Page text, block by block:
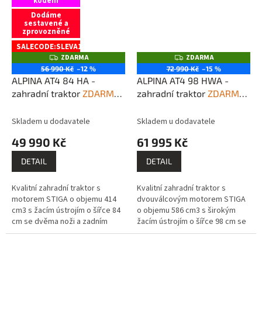
Dodáme
sestavené a
zprovozněné
SALECODE:SLEVA1:1000:fix:CZK
+ Dárek zdarma
Z
D
A
R
M
A
ZDARMA
56 990 Kč –12 %
ALPINA AT4 84 HA -
zahradní traktor ZDARMA:
/ dovezeme po celé ČR
10W30, 1l
Skladem u dodavatele
49 990 Kč
DETAIL
Kvalitní zahradní traktor s
motorem STIGA o objemu 414
cm3 s žacím ústrojím o šířce 84
cm se dvěma noži a zadním
sběrným košem na trávu o
Z
D
A
R
M
A
ZDARMA
72 990 Kč –15 %
ALPINA AT4 98 HWA -
zahradní traktor ZDARMA:
/ dovezeme po celé ČR
10W30, 1l
Skladem u dodavatele
61 995 Kč
DETAIL
Kvalitní zahradní traktor s
dvouválcovým motorem STIGA
o objemu 586 cm3 s širokým
žacím ústrojím o šířce 98 cm se
dvěma noži a zadním sběrným